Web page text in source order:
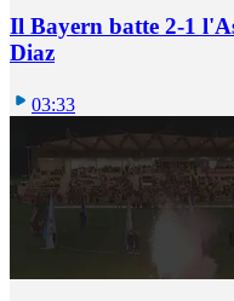
Il Bayern batte 2-1
Diaz
03:33